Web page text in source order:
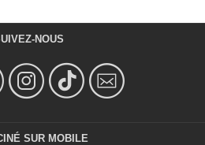
NOUS
SUR MOBILE